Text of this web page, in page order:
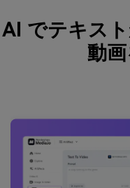
AI でテキス
動